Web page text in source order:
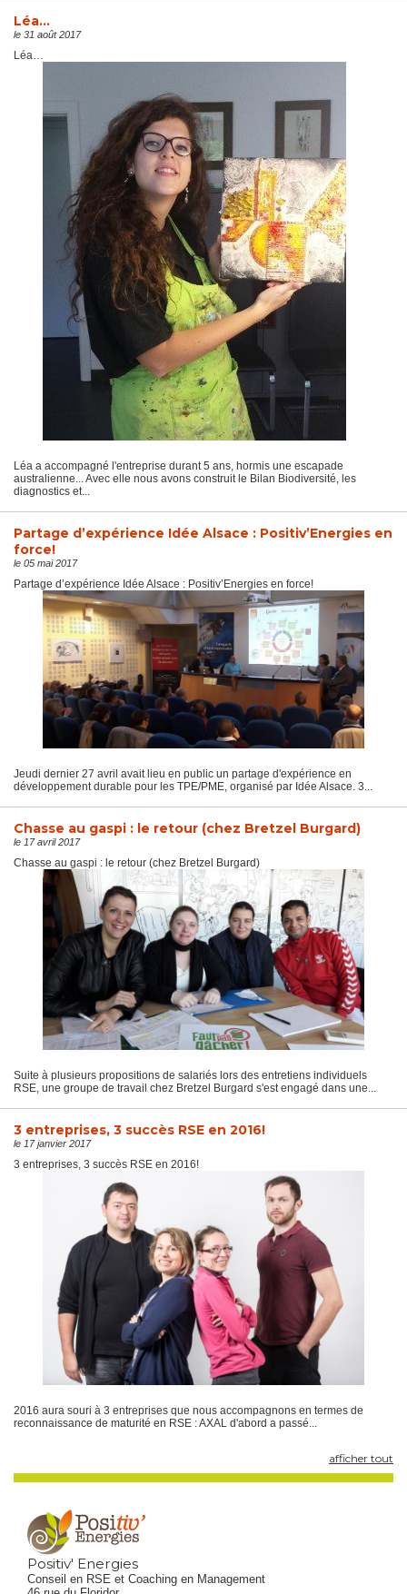
Léa…
le 31 août 2017
Léa…
Léa a accompagné l'entreprise durant 5 ans, hormis une escapade
australienne... Avec elle nous avons construit le Bilan Biodiversité, les
diagnostics et...
Partage d’expérience Idée Alsace : Positiv’Energies en
force!
le 05 mai 2017
Partage d’expérience Idée Alsace : Positiv’Energies en force!
Jeudi dernier 27 avril avait lieu en public un partage d'expérience en
développement durable pour les TPE/PME, organisé par Idée Alsace. 3...
Chasse au gaspi : le retour (chez Bretzel Burgard)
le 17 avril 2017
Chasse au gaspi : le retour (chez Bretzel Burgard)
Suite à plusieurs propositions de salariés lors des entretiens individuels
RSE, une groupe de travail chez Bretzel Burgard s'est engagé dans une...
3 entreprises, 3 succès RSE en 2016!
le 17 janvier 2017
3 entreprises, 3 succès RSE en 2016!
2016 aura souri à 3 entreprises que nous accompagnons en termes de
reconnaissance de maturité en RSE : AXAL d'abord a passé...
afficher tout
Positiv' Energies
Conseil en RSE et Coaching en Management